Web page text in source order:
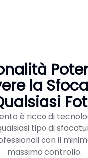
la
è ricco di
tipo di
con il
massimo controllo.